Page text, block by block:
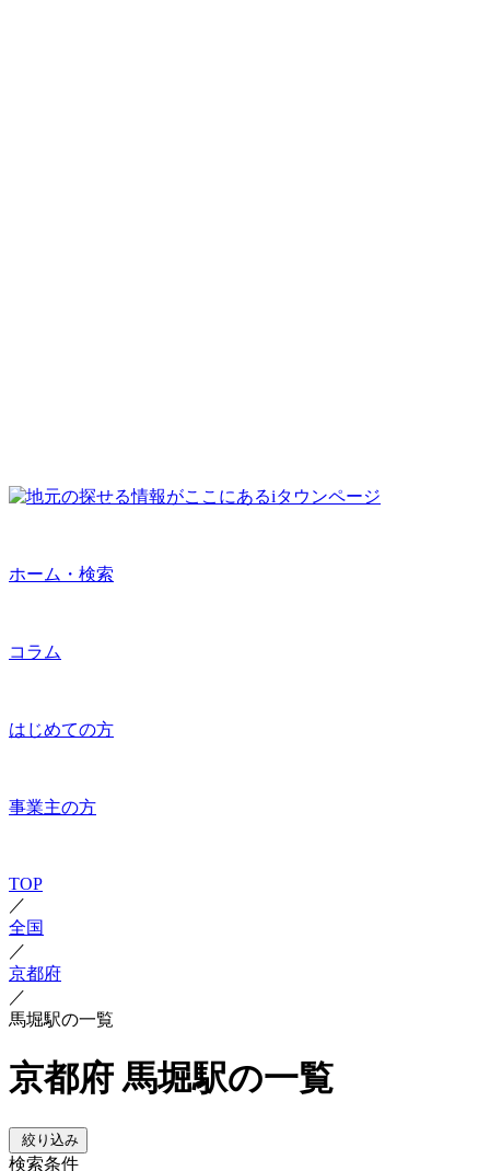
ホーム・検索
コラム
はじめての方
事業主の方
TOP
／
全国
／
京都府
／
馬堀駅の一覧
京都府 馬堀駅の一覧
絞り込み
検索条件